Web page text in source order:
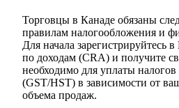
Торговцы в Канаде обязаны
правилам налогообложения и
Для начала зарегистрируйтесь
по доходам (CRA) и получите
необходимо для уплаты
(GST/HST) в зависимости от
объема продаж.